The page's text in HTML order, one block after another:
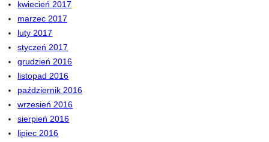
kwiecień 2017
marzec 2017
luty 2017
styczeń 2017
grudzień 2016
listopad 2016
październik 2016
wrzesień 2016
sierpień 2016
lipiec 2016